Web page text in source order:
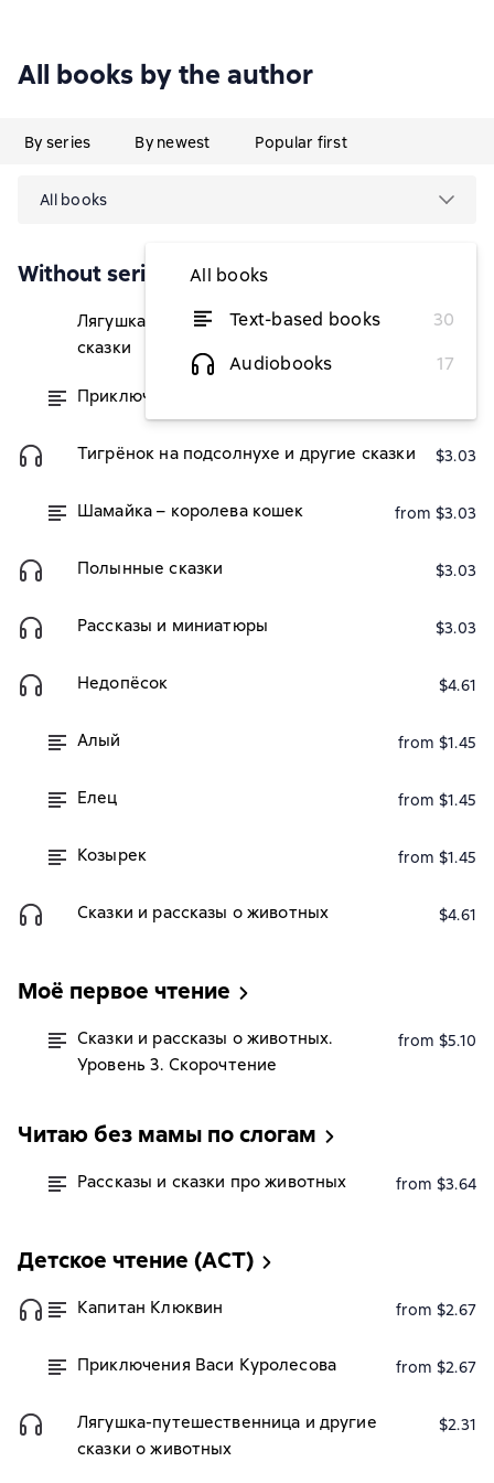
All books by the author
By series By newest Popular first
All books
All books
Text-based books
30
Audiobooks
17
Without series
Лягушка-путешественница и другие
сказки
from $3.03
Приключения Васи Куролесова
Тигрёнок на подсолнухе и другие сказки $3.03
Шамайка – королева кошек from $3.03
Полынные сказки $3.03
Рассказы и миниатюры $3.03
Недопёсок $4.61
Алый from $1.45
Елец from $1.45
Козырек from $1.45
Сказки и рассказы о животных $4.61
Моё первое чтение
Сказки и рассказы о животных.
Уровень 3. Скорочтение
from $5.10
Читаю без мамы по слогам
Рассказы и сказки про животных from $3.64
Детское чтение (АСТ)
Капитан Клюквин from $2.67
Приключения Васи Куролесова from $2.67
Лягушка-путешественница и другие
сказки о животных
$2.31